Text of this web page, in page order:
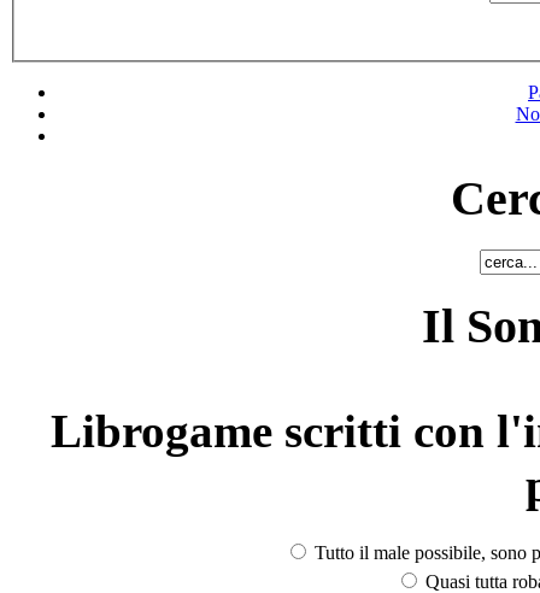
Il
Librogame scritti con
Tutto il male possibile, sono
Quasi tutta